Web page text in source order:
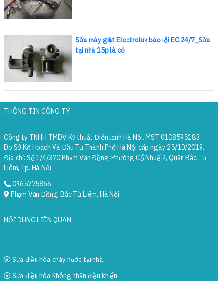
Sửa máy giặt Electrolux báo lỗi EC 24/7_Sửa
tại nhà 15p là có
THÔNG TIN CÔNG TY
Công ty TNHH TMDV Kỹ thuật Điện lạnh Hà Nội. MST 0108595183.
Do Sở Kế Hoạch Và Đầu Tư Thành Phố Hà Nội cấp ngày 25/10/2019.
Địa chỉ: Số 1/4/370 Phạm Văn Đồng, Phường Cổ Nhuế 2, Quận Bắc Từ
Liêm, Tp. Hà Nội.
0965775866
Phạm Văn Đồng, Bắc Từ Liêm, Hà Nội
NỘI DUNG LIÊN QUAN
Sửa điều hòa chảy nước tại nhà
Sửa điều hòa Không nhận điều khiển